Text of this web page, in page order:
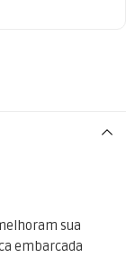
sua
embarcada